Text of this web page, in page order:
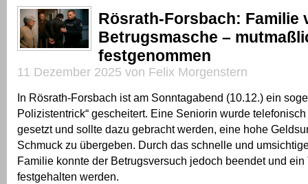
Rösrath-Forsbach: Familie
Betrugsmasche –
festgenommen
11 Dezember 2025 von Felix Morgenstern
In Rösrath-Forsbach ist am Sonntagabend (10.12.) ein
Polizistentrick“ gescheitert. Eine Seniorin wurde
gesetzt und sollte dazu gebracht werden, eine hohe
Schmuck zu übergeben. Durch das schnelle und
Familie konnte der Betrugsversuch jedoch beendet und ein
festgehalten werden.